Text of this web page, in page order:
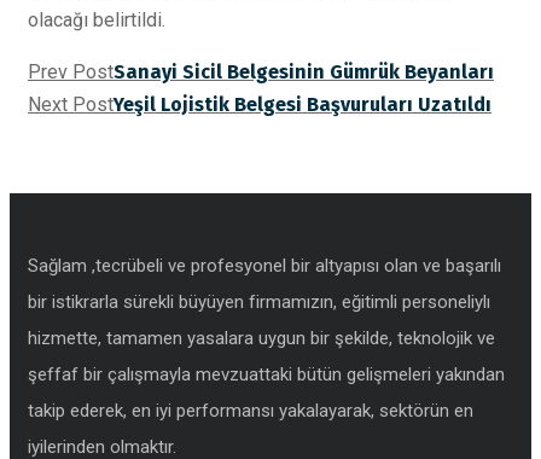
olacağı belirtildi.
Prev PostSanayi Sicil Belgesinin Gümrük Beyanları
Next PostYeşil Lojistik Belgesi Başvuruları Uzatıldı
Sağlam ,tecrübeli ve profesyonel bir altyapısı olan ve başarılı
bir istikrarla sürekli büyüyen firmamızın, eğitimli personeliylı
hizmette, tamamen yasalara uygun bir şekilde, teknolojik ve
şeffaf bir çalışmayla mevzuattaki bütün gelişmeleri yakından
takip ederek, en iyi performansı yakalayarak, sektörün en
iyilerinden olmaktır.